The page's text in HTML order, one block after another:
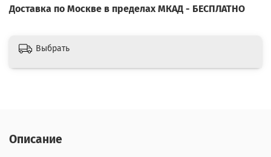
Доставка по Москве в пределах МКАД - БЕСПЛАТНО
Выбрать
Описание